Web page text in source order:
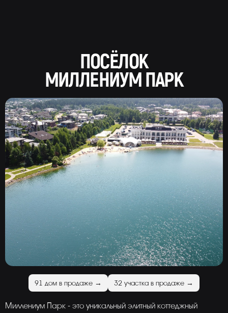
ПОСЁЛОК
МИЛЛЕНИУМ ПАРК
91 дом в продаже → 32 участка в продаже →
Миллениум Парк - это уникальный элитный коттеджный